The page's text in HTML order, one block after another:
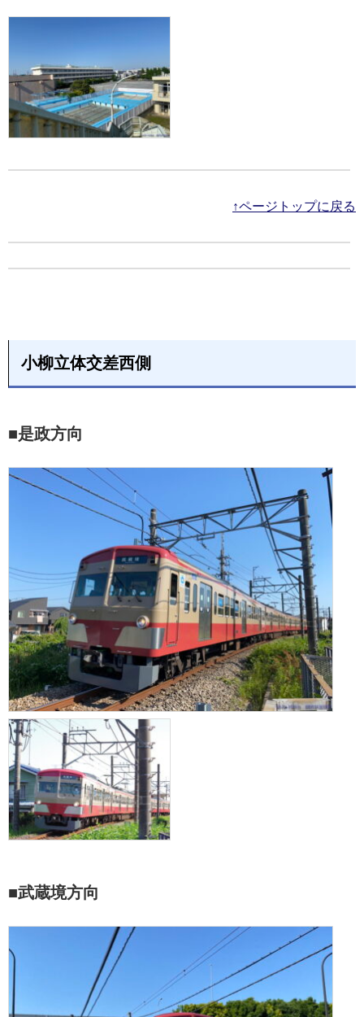
↑ページトップに戻る
小柳立体交差西側
■是政方向
■武蔵境方向